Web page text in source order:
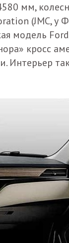
мм,
(JMC, у
модель
кросс
Интерьер